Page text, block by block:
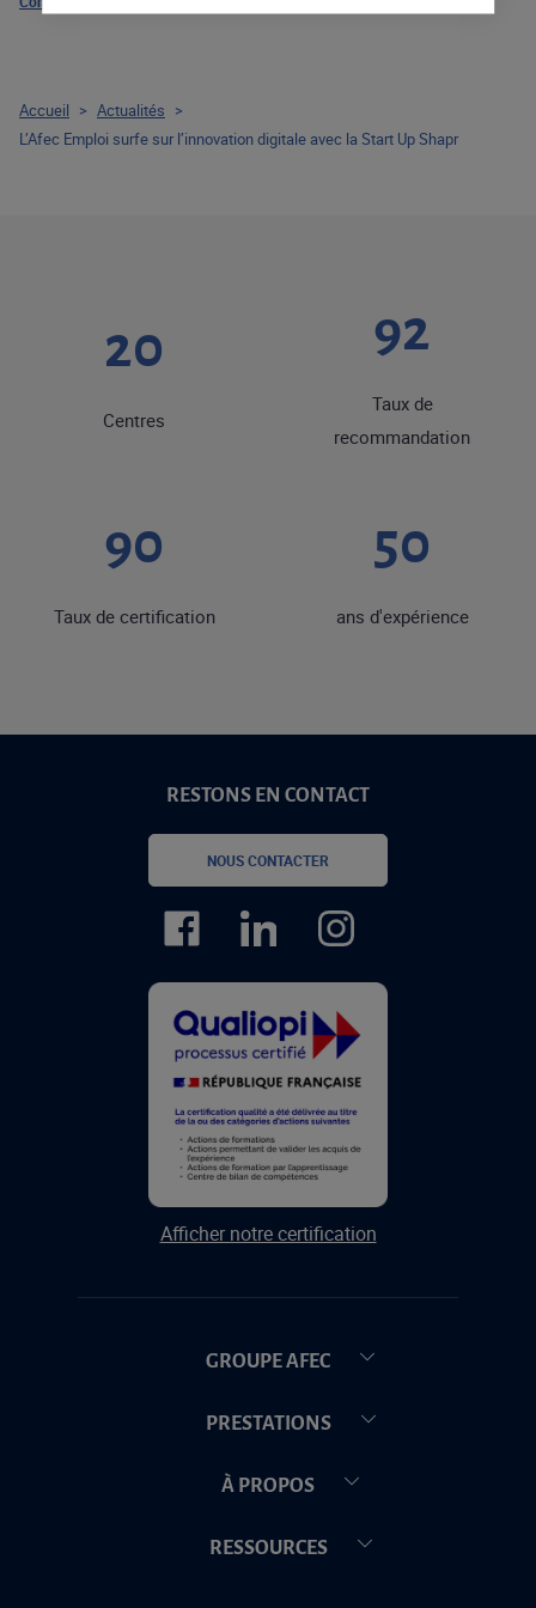
20
Centres
92
Taux de
recommandation
90
Taux de certification
50
ans d'expérience
RESTONS EN CONTACT
NOUS CONTACTER
Afficher notre certification
GROUPE AFEC
PRESTATIONS
À PROPOS
RESSOURCES
Accueil > Actualités >
L’Afec Emploi surfe sur l’innovation digitale avec la Start Up Shapr